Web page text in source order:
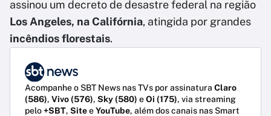
assinou um decreto de desastre federal na região
Los Angeles, na Califórnia, atingida por grandes
incêndios florestais.
Acompanhe o SBT News nas TVs por assinatura Claro
(586), Vivo (576), Sky (580) eOi (175), via streaming
pelo+SBT, SiteeYouTube, além dos canais nas Smart